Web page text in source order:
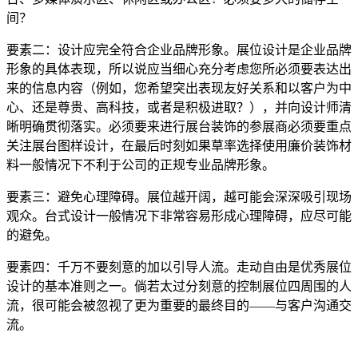
间？
要素二：设计应完全符合企业品牌形象。展位设计是企业品牌
形象的具体表现，所以说应当细心充分考虑您所必须要表达出
来的信息内容（例如，您希望突出表现友好关系和以客户为中
心、还是尊贵、高科技，或者是积极进取？），并向设计师清
晰明确贯彻落实。必须要来进行展台装饰的参展商必须要重点
关注展台图样设计，在最后时刻如果草率选择使用廉价装饰材
料一般情况下不利于公司的正规专业品牌形象。
要素三：避免心理障碍。展位越开阔，越可能会深深吸引现场
观众。台式设计一般情况下非常容易形成心理障碍，应尽可能
的避免。
要素四：千万不要刻意的加以引导人流。走动自由是优秀展位
设计的基本准则之一。倘若太过分刻意的控制展位四周围的人
流，很可能会被忽视了更为重要的最终目的——与客户沟通交
流。